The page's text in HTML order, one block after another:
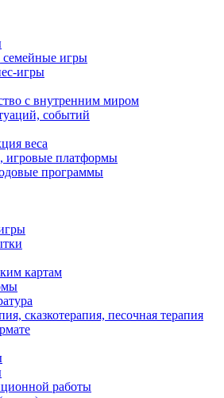
семейные игры
игры
с внутренним миром
событий
веса
игровые платформы
программы
картам
сказкотерапия, песочная терапия
работы